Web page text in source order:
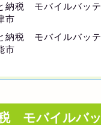
納税 モバイルバッ
市
納税 モバイルバッ
市
モバイルバ